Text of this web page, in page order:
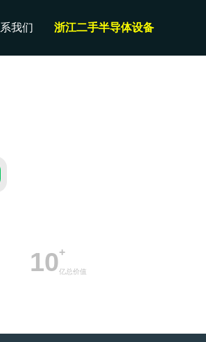
我们 浙江二手半导体设备
10+
亿总价值